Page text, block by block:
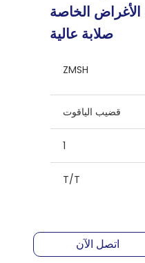
الأغراض الخاصة
صلابة عالية
ZMSH
قضيب الياقوت
1
T/T
اتصل الآن